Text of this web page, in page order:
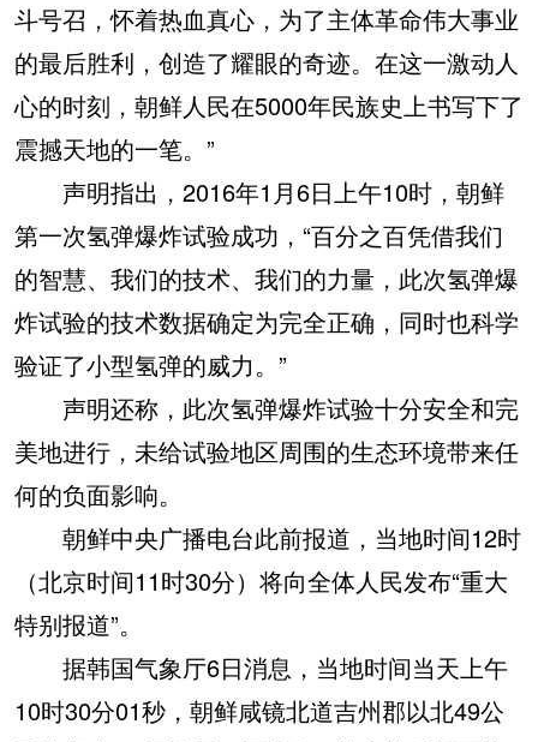
斗号召，怀着热血真心，为了主体革命伟大事业
的最后胜利，创造了耀眼的奇迹。在这一激动人
心的时刻，朝鲜人民在5000年民族史上书写下了
震撼天地的一笔。”
声明指出，2016年1月6日上午10时，朝鲜
第一次氢弹爆炸试验成功，“百分之百凭借我们
的智慧、我们的技术、我们的力量，此次氢弹爆
炸试验的技术数据确定为完全正确，同时也科学
验证了小型氢弹的威力。”
声明还称，此次氢弹爆炸试验十分安全和完
美地进行，未给试验地区周围的生态环境带来任
何的负面影响。
朝鲜中央广播电台此前报道，当地时间12时
（北京时间11时30分）将向全体人民发布“重大
特别报道”。
据韩国气象厅6日消息，当地时间当天上午
10时30分01秒，朝鲜咸镜北道吉州郡以北49公